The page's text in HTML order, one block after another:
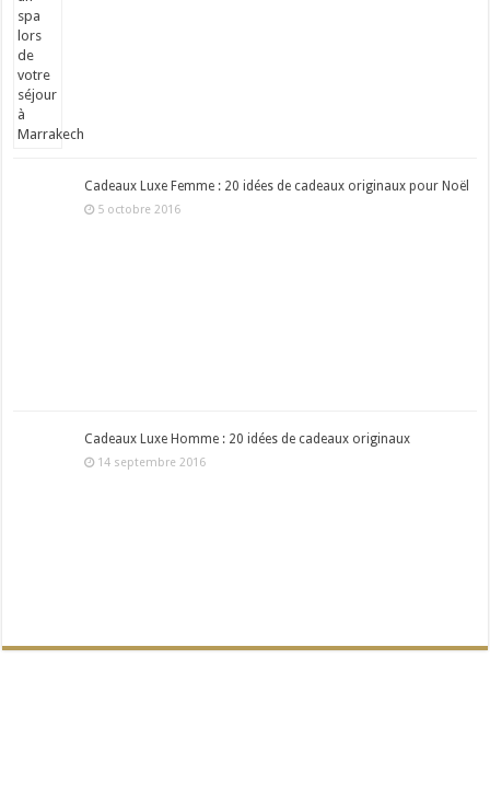
Cadeaux Luxe Femme : 20 idées de cadeaux originaux pour Noël
5 octobre 2016
Cadeaux Luxe Homme : 20 idées de cadeaux originaux
14 septembre 2016